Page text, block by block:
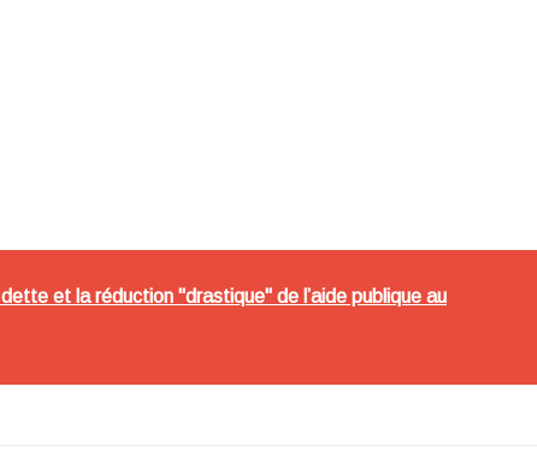
et la réduction "drastique" de l’aide publique au